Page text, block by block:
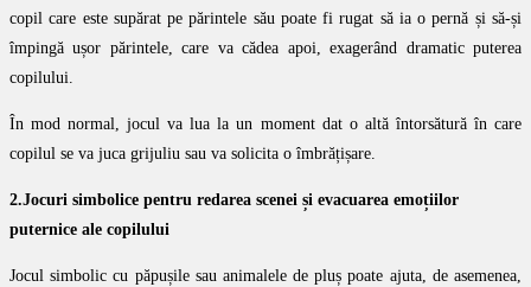
copil care este supărat pe părintele său poate fi rugat să ia o pernă și să-și
împingă ușor părintele, care va cădea apoi, exagerând dramatic puterea
copilului.
În mod normal, jocul va lua la un moment dat o altă întorsătură în care
copilul se va juca grijuliu sau va solicita o îmbrățișare.
2.Jocuri simbolice pentru redarea scenei și evacuarea emoțiilor
puternice ale copilului
Jocul simbolic cu păpușile sau animalele de pluș poate ajuta, de asemenea,